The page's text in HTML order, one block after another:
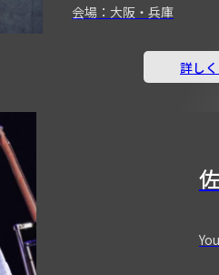
会場：大阪・兵庫
詳し